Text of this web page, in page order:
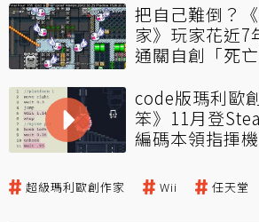
把自己難倒？
家》玩家花近7
通關自創「死
code版瑪利歐
笨》11月登
編碼本領指揮
超級瑪利歐創作家 Wii 任天堂